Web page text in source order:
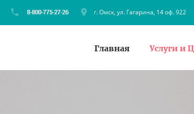
г. Омск, ул. Гагарина, 14 оф. 922
Главная Услуги и